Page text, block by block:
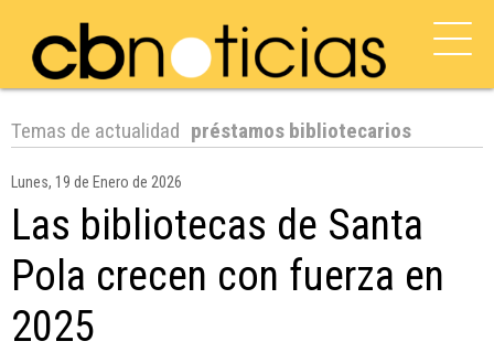
Temas de actualidad préstamos bibliotecarios
Lunes, 19 de Enero de 2026
Las bibliotecas de Santa
Pola crecen con fuerza en
2025